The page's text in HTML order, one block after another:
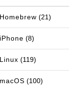
Homebrew (21)
iPhone (8)
Linux (119)
macOS (100)